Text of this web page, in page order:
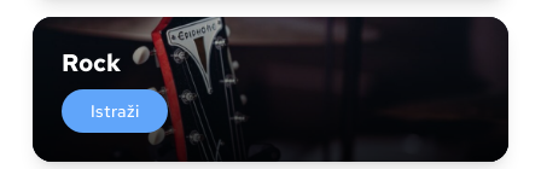
Rock
Istraži